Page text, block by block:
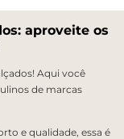
aproveite os
Aqui você
de marcas
e qualidade, essa é